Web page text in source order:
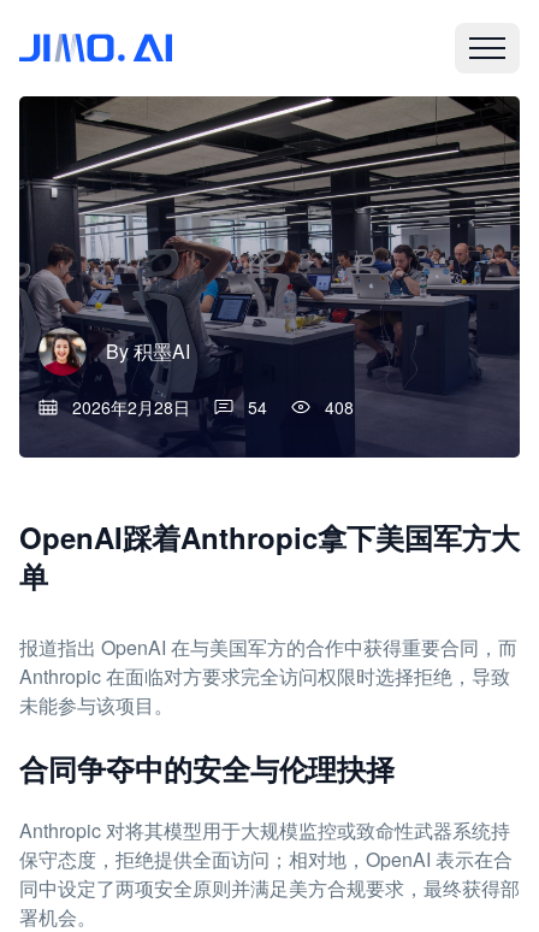
By积墨AI
2026年2月28日 54 408
OpenAI踩着Anthropic拿下美国军方大
单
报道指出 OpenAI 在与美国军方的合作中获得重要合同，而
Anthropic 在面临对方要求完全访问权限时选择拒绝，导致
未能参与该项目。
合同争夺中的安全与伦理抉择
Anthropic 对将其模型用于大规模监控或致命性武器系统持
保守态度，拒绝提供全面访问；相对地，OpenAI 表示在合
同中设定了两项安全原则并满足美方合规要求，最终获得部
署机会。